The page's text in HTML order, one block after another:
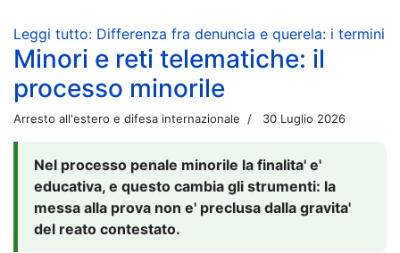
Leggi tutto: Differenza fra denuncia e querela: i termini
Minori e reti telematiche: il
processo minorile
Arresto all'estero e difesa internazionale 30 Luglio 2026
Nel processo penale minorile la finalita' e'
educativa, e questo cambia gli strumenti: la
messa alla prova non e' preclusa dalla gravita'
del reato contestato.